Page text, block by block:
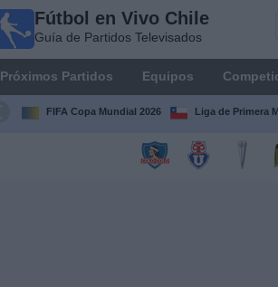
Fútbol en Vivo Chile
Guía de Partidos Televisados
Próximos Partidos Equipos
FIFA Copa Mundial 2026 Liga de Primera